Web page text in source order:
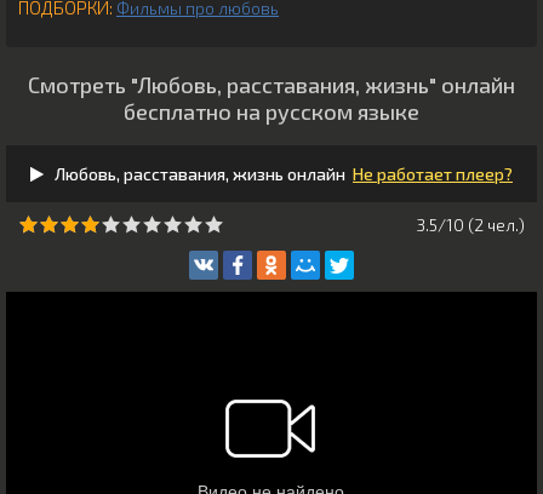
ПОДБОРКИ: Фильмы про любовь
Смотреть "Любовь, расставания, жизнь" онлайн
бесплатно на русском языке
Любовь, расставания, жизнь онлайн Не работает плеер?
3.5/10 (2 чeл.)